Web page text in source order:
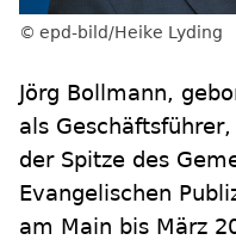
epd-bild/Heike Lyding
Jörg Bollmann,
als
der Spitze des
Evangelischen
am Main bis März